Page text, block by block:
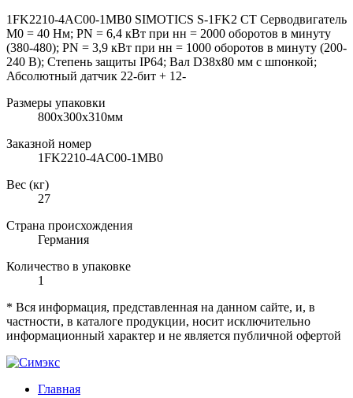
1FK2210-4AC00-1MB0 SIMOTICS S-1FK2 CT Серводвигатель
М0 = 40 Нм; PN = 6,4 кВт при нн = 2000 оборотов в минуту
(380-480); PN = 3,9 кВт при нн = 1000 оборотов в минуту (200-
240 В); Степень защиты IP64; Вал D38x80 мм с шпонкой;
Абсолютный датчик 22-бит + 12-
Размеры упаковки
800х300х310мм
Заказной номер
1FK2210-4AC00-1MB0
Вес (кг)
27
Страна происхождения
Германия
Количество в упаковке
1
* Вся информация, представленная на данном сайте, и, в
частности, в каталоге продукции, носит исключительно
информационный характер и не является публичной офертой
Главная